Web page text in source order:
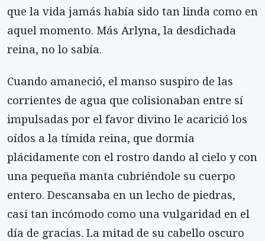
que la vida jamás había sido tan linda como en
aquel momento. Más Arlyna, la desdichada
reina, no lo sabía.
Cuando amaneció, el manso suspiro de las
corrientes de agua que colisionaban entre sí
impulsadas por el favor divino le acarició los
oídos a la tímida reina, que dormía
plácidamente con el rostro dando al cielo y con
una pequeña manta cubriéndole su cuerpo
entero. Descansaba en un lecho de piedras,
casi tan incómodo como una vulgaridad en el
día de gracias. La mitad de su cabello oscuro